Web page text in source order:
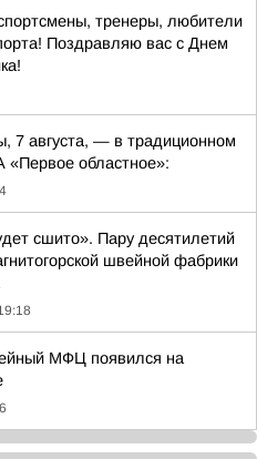
тренеры, любители
Поздравляю вас с Днем
7 августа, — в традиционном
«Первое областное»:
сшито». Пару десятилетий
швейной фабрики
МФЦ появился на